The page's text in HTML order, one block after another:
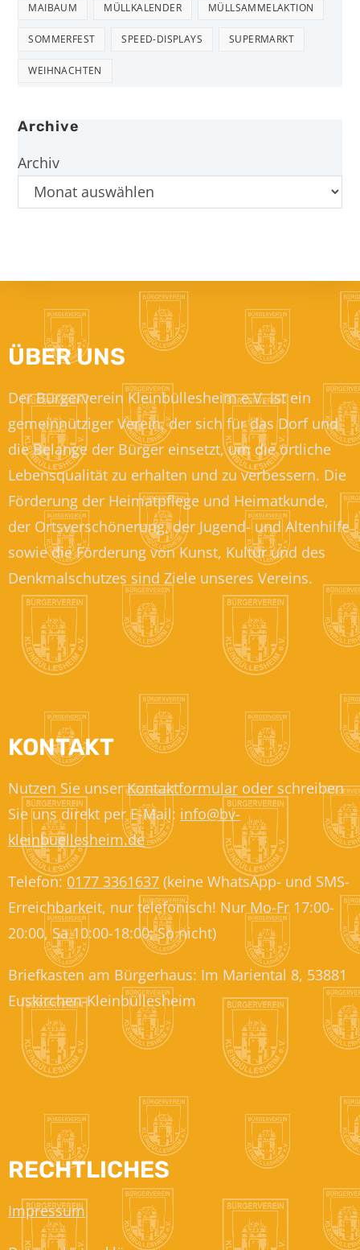
MAIBAUM MÜLLKALENDER MÜLLSAMMELAKTION
SOMMERFEST SPEED-DISPLAYS SUPERMARKT
WEIHNACHTEN
Archive
Archiv
ÜBER UNS
Der Bürgerverein Kleinbüllesheim e.V. ist ein
gemeinnütziger Verein, der sich für das Dorf und
die Belange der Bürger einsetzt, um die örtliche
Lebensqualität zu erhalten und zu verbessern. Die
Förderung der Heimatpflege und Heimatkunde,
der Ortsverschönerung, der Jugend- und Altenhilfe
sowie die Förderung von Kunst, Kultur und des
Denkmalschutzes sind Ziele unseres Vereins.
KONTAKT
Nutzen Sie unserKontaktformular oder schreiben
Sie uns direkt per E-Mail: info@bv-
kleinbuellesheim.de
Telefon:0177 3361637 (keine WhatsApp- und SMS-
Erreichbarkeit, nur telefonisch! Nur Mo-Fr 17:00-
20:00, Sa 10:00-18:00; So nicht)
Briefkasten am Bürgerhaus: Im Mariental 8, 53881
Euskirchen-Kleinbüllesheim
RECHTLICHES
Impressum